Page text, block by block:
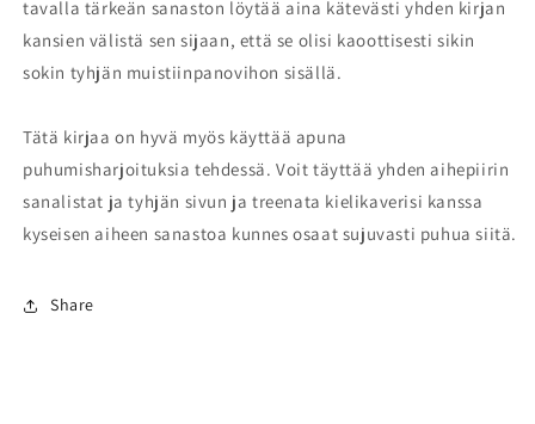
tavalla tärkeän sanaston löytää aina kätevästi yhden kirjan
kansien välistä sen sijaan, että se olisi kaoottisesti sikin
sokin tyhjän muistiinpanovihon sisällä.
Tätä kirjaa on hyvä myös käyttää apuna
puhumisharjoituksia tehdessä. Voit täyttää yhden aihepiirin
sanalistat ja tyhjän sivun ja treenata kielikaverisi kanssa
kyseisen aiheen sanastoa kunnes osaat sujuvasti puhua siitä.
Share